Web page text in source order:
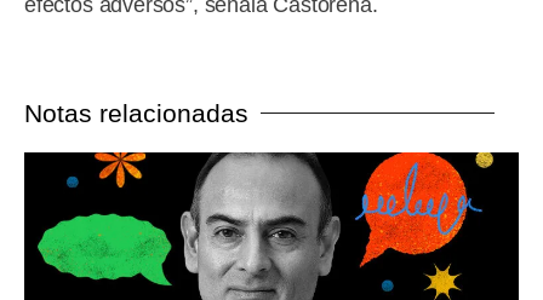
efectos adversos”, señala Castorena.
Notas relacionadas